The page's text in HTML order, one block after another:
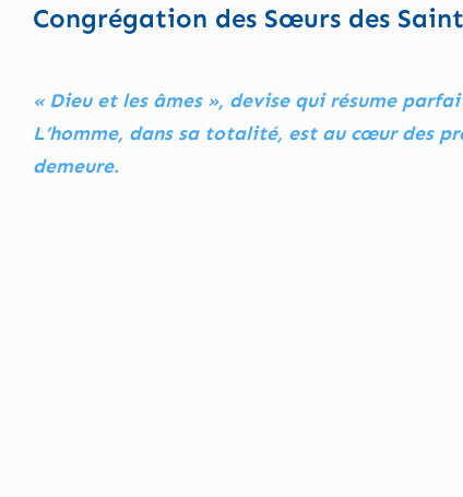
Congrégation des Sœurs des
« Dieu et les âmes », devise qui résume
L’homme, dans sa totalité, est au cœur des
demeure.